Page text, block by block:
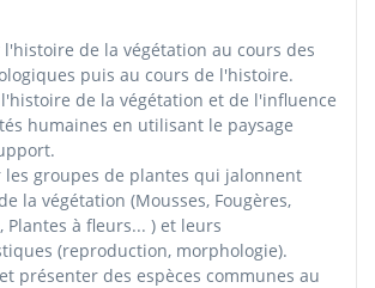
de la végétation au cours des
puis au cours de l'histoire.
de la végétation et de l'influence
humaines en utilisant le paysage
les groupes de plantes qui jalonnent
la végétation (Mousses, Fougères,
Plantes à fleurs... ) et leurs
(reproduction, morphologie).
présenter des espèces communes au